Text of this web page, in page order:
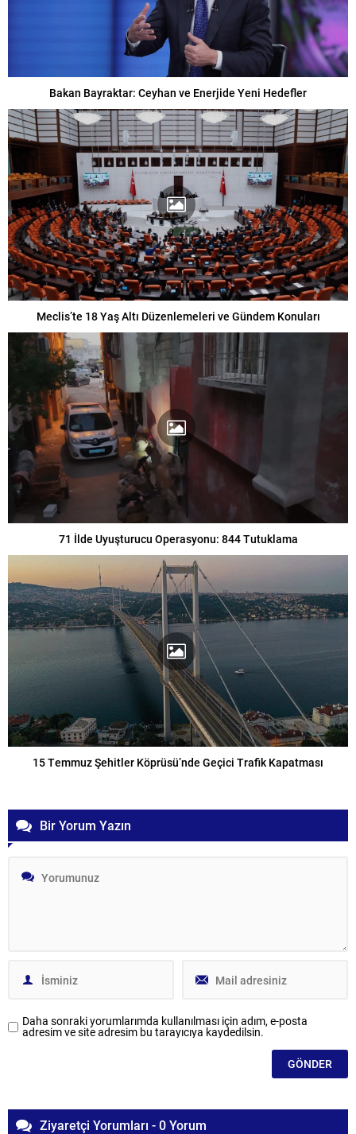
Bakan Bayraktar: Ceyhan ve Enerjide Yeni Hedefler
Meclis’te 18 Yaş Altı Düzenlemeleri ve Gündem Konuları
71 İlde Uyuşturucu Operasyonu: 844 Tutuklama
15 Temmuz Şehitler Köprüsü’nde Geçici Trafik Kapatması
Bir Yorum Yazın
Daha sonraki yorumlarımda kullanılması için adım, e-posta
adresim ve site adresim bu tarayıcıya kaydedilsin.
Ziyaretçi Yorumları - 0 Yorum